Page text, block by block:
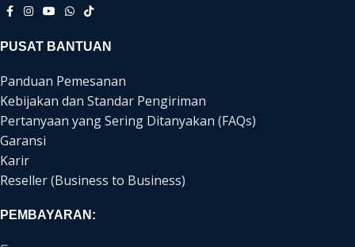
PUSAT BANTUAN
Panduan Pemesanan
Kebijakan dan Standar Pengiriman
Pertanyaan yang Sering Ditanyakan (FAQs)
Garansi
Karir
Reseller (Business to Business)
PEMBAYARAN: